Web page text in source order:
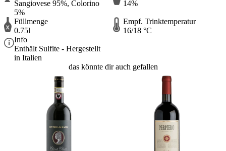
Sangiovese 95%, Colorino
5%
14%
Füllmenge
0.75l
Empf. Trinktemperatur
16/18 °C
Info
Enthält Sulfite - Hergestellt
in Italien
das könnte dir auch gefallen